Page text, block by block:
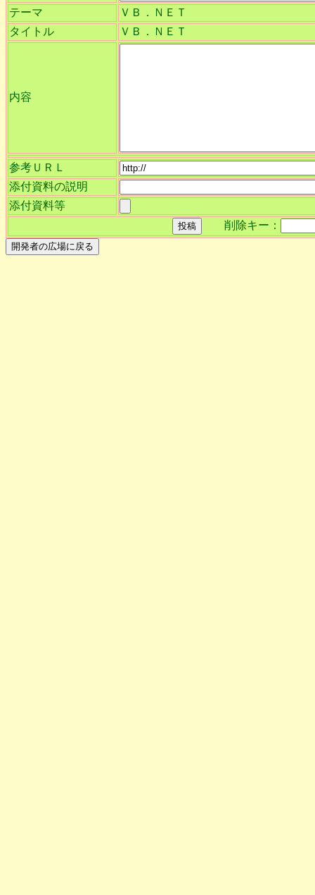
テーマ
ＶＢ．ＮＥＴ
タイトル
ＶＢ．ＮＥＴ
内容
参考ＵＲＬ
添付資料の説明
添付資料等
削除キー：